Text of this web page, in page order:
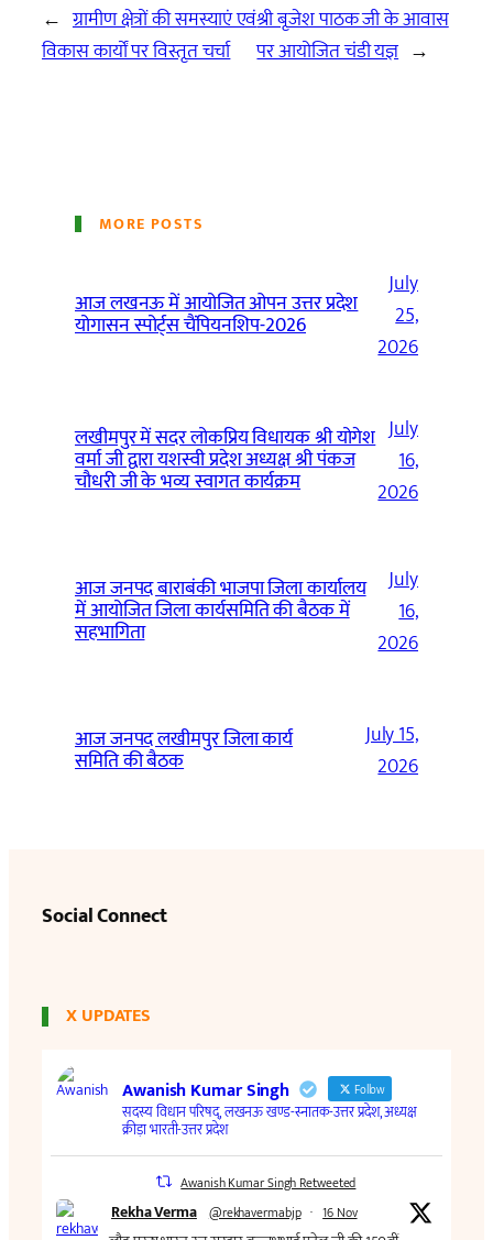
← ग्रामीण क्षेत्रों की समस्याएं एवं
विकास कार्यों पर विस्तृत चर्चा
श्री बृजेश पाठक जी के आवास
पर आयोजित चंडी यज्ञ →
MORE POSTS
आज लखनऊ में आयोजित ओपन उत्तर प्रदेश
योगासन स्पोर्ट्स चैंपियनशिप-2026
July
25,
2026
लखीमपुर में सदर लोकप्रिय विधायक श्री योगेश
वर्मा जी द्वारा यशस्वी प्रदेश अध्यक्ष श्री पंकज
चौधरी जी के भव्य स्वागत कार्यक्रम
July
16,
2026
आज जनपद बाराबंकी भाजपा जिला कार्यालय
में आयोजित जिला कार्यसमिति की बैठक में
सहभागिता
July
16,
2026
आज जनपद लखीमपुर जिला कार्य
समिति की बैठक
July 15,
2026
Social Connect
X UPDATES